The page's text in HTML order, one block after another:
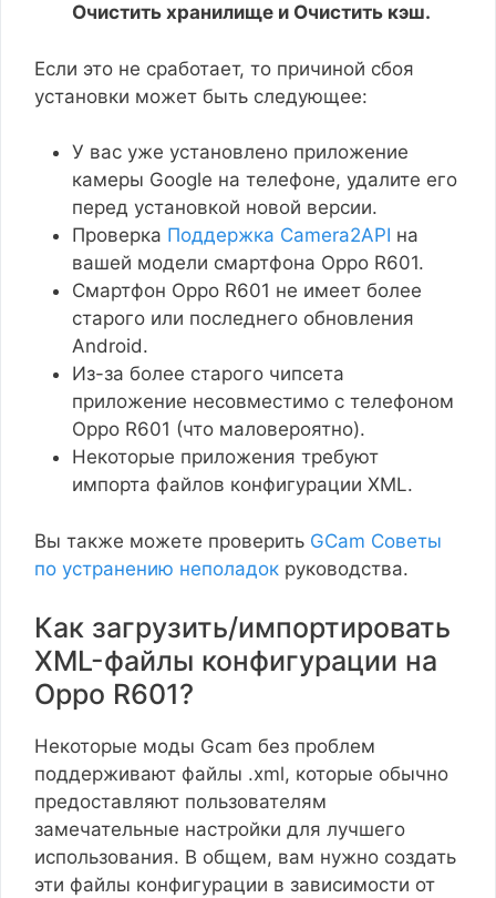
Очистить хранилище и Очистить кэш.
Если это не сработает, то причиной сбоя
установки может быть следующее:
У вас уже установлено приложение
камеры Google на телефоне, удалите его
перед установкой новой версии.
Проверка Поддержка Camera2API на
вашей модели смартфона Oppo R601.
Смартфон Oppo R601 не имеет более
старого или последнего обновления
Android.
Из-за более старого чипсета
приложение несовместимо с телефоном
Oppo R601 (что маловероятно).
Некоторые приложения требуют
импорта файлов конфигурации XML.
Вы также можете проверить GCam Советы
по устранению неполадок руководства.
Как загрузить/импортировать
XML-файлы конфигурации на
Oppo R601?
Некоторые моды Gcam без проблем
поддерживают файлы .xml, которые обычно
предоставляют пользователям
замечательные настройки для лучшего
использования. В общем, вам нужно создать
эти файлы конфигурации в зависимости от